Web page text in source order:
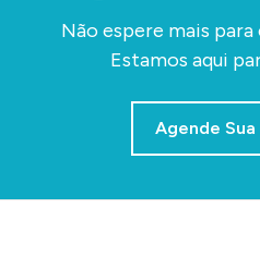
Não espere mais para
Estamos aqui
Agende